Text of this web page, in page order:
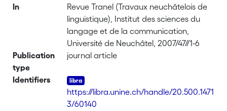
In
Revue Tranel (Travaux neuchâtelois de
linguistique), Institut des sciences du
langage et de la communication,
Université de Neuchâtel, 2007/47//1-6
Publication
type
journal article
Identifiers
https://libra.unine.ch/handle/20.500.1471
3/60140